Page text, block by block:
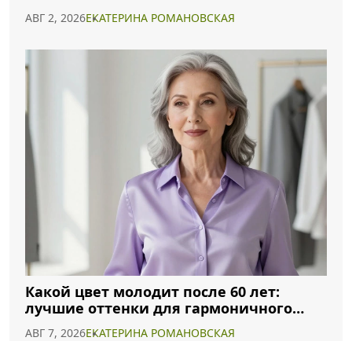
АВГ 2, 2026ЕКАТЕРИНА РОМАНОВСКАЯ
Какой цвет молодит после 60 лет:
лучшие оттенки для гармоничного
образа
АВГ 7, 2026ЕКАТЕРИНА РОМАНОВСКАЯ